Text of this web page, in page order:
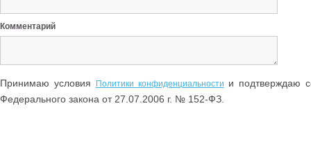
Комментарий
Принимаю условия Политики конфиденциальности и подтверждаю
Федерального закона от 27.07.2006 г. № 152-ФЗ.